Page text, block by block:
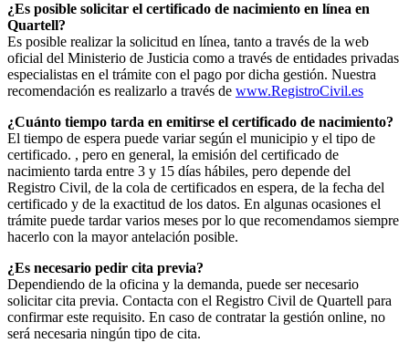
¿Es posible solicitar el certificado de nacimiento en línea en
Quartell?
Es posible realizar la solicitud en línea, tanto a través de la web
oficial del Ministerio de Justicia como a través de entidades privadas
especialistas en el trámite con el pago por dicha gestión. Nuestra
recomendación es realizarlo a través de www.RegistroCivil.es
¿Cuánto tiempo tarda en emitirse el certificado de nacimiento?
El tiempo de espera puede variar según el municipio y el tipo de
certificado. , pero en general, la emisión del certificado de
nacimiento tarda entre 3 y 15 días hábiles, pero depende del
Registro Civil, de la cola de certificados en espera, de la fecha del
certificado y de la exactitud de los datos. En algunas ocasiones el
trámite puede tardar varios meses por lo que recomendamos siempre
hacerlo con la mayor antelación posible.
¿Es necesario pedir cita previa?
Dependiendo de la oficina y la demanda, puede ser necesario
solicitar cita previa. Contacta con el Registro Civil de Quartell para
confirmar este requisito. En caso de contratar la gestión online, no
será necesaria ningún tipo de cita.